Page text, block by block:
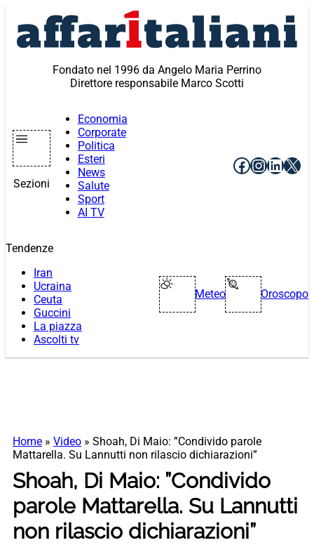
contenuto
Fondato nel 1996 da Angelo Maria Perrino
Direttore responsabile Marco Scotti
Sezioni
Economia
Corporate
Politica
Esteri
News
Salute
Sport
AI TV
Facebook
X
Tendenze
Iran
Ucraina
Ceuta
Guccini
La piazza
Ascolti tv
Meteo Oroscopo
Home » Video » Shoah, Di Maio: ”Condivido parole
Mattarella. Su Lannutti non rilascio dichiarazioni”
Shoah, Di Maio: ”Condivido
parole Mattarella. Su Lannutti
non rilascio dichiarazioni”